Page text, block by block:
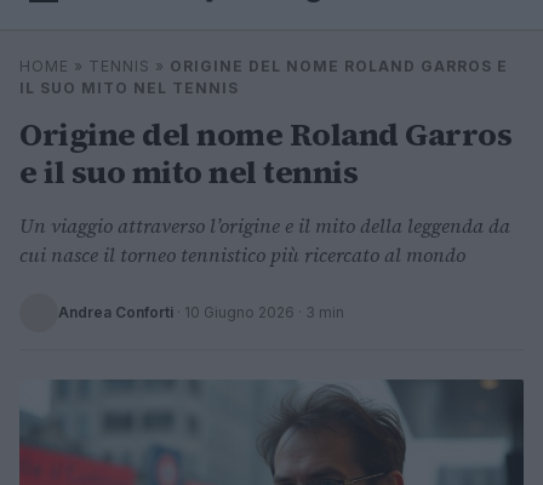
Cerca
⌕ ×
HOME » TENNIS » ORIGINE DEL NOME ROLAND GARROS E
IL SUO MITO NEL TENNIS
Origine del nome Roland Garros
e il suo mito nel tennis
Un viaggio attraverso l’origine e il mito della leggenda da
cui nasce il torneo tennistico più ricercato al mondo
Andrea Conforti · 10 Giugno 2026 · 3 min